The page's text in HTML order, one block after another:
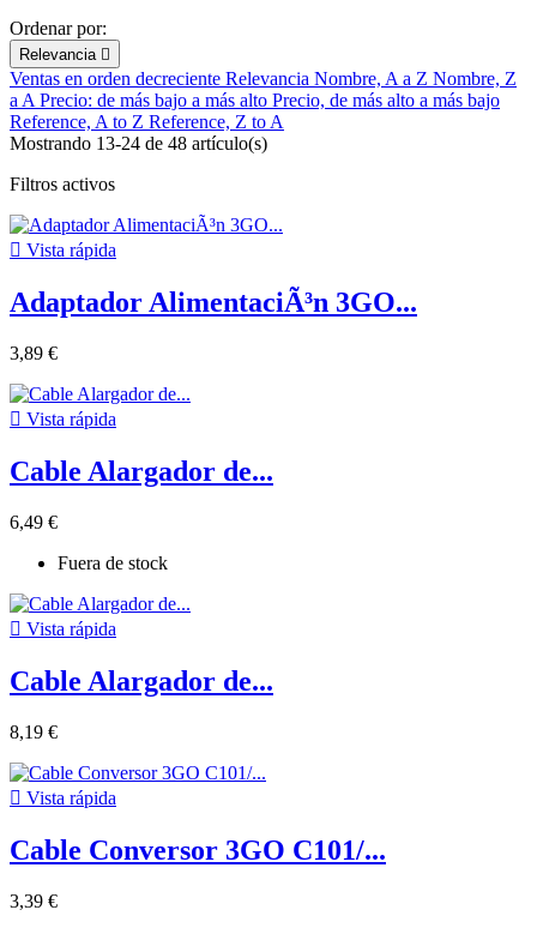
Ordenar por:
Relevancia 
Ventas en orden decreciente Relevancia Nombre, A a Z Nombre, Z
a APrecio: de más bajo a más alto Precio, de más alto a más bajo
Reference, A to Z Reference, Z to A
Mostrando 13-24 de 48 artículo(s)
Filtros activos
 Vista rápida
Adaptador AlimentaciÃ³n 3GO...
3,89 €
 Vista rápida
Cable Alargador de...
6,49 €
Fuera de stock
 Vista rápida
Cable Alargador de...
8,19 €
 Vista rápida
Cable Conversor 3GO C101/...
3,39 €